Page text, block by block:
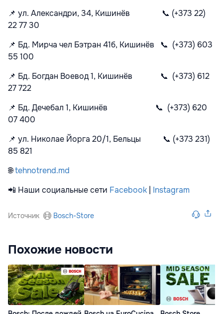
📌 ул. Александри, 34, Кишинёв 📞 (+373 22)
22 77 30
📌 Бд. Мирча чел Бэтран 41б, Кишинёв 📞 (+373) 603
55 100
📌 Бд. Богдан Воевод 1, Кишинёв 📞 (+373) 612
27 722
📌 Бд. Дечебал 1, Кишинёв 📞 (+373) 620
07 400
📌 ул. Николае Йорга 20/1, Бельцы 📞 (+373 231)
85 821
🌐tehnotrend.md
📲 Наши социальные сети Facebook Instagram
Источник Bosch-Store
Похожие новости